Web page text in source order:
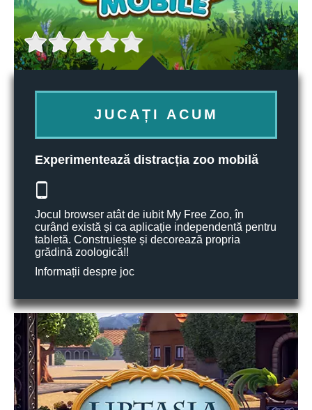
JUCAȚI ACUM
Experimentează distracția zoo mobilă
Jocul browser atât de iubit My Free Zoo, în
curând există și ca aplicație independentă pentru
tabletă. Construiește și decorează propria
grădină zoologică!!
Informații despre joc